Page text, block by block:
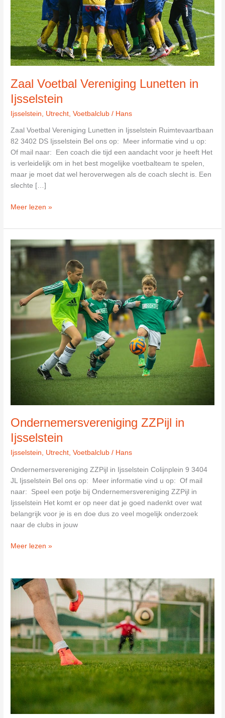
Zaal Voetbal Vereniging Lunetten in
Ijsselstein
Ijsselstein Utrecht ,Voetbalclub / Hans
Zaal Voetbal Vereniging Lunetten in Ijsselstein Ruimtevaartbaan
82 3402 DS Ijsselstein Bel ons op: Meer informatie vind u op:
Of mail naar: Een coach die tijd een aandacht voor je heeft Het
is verleidelijk om in het best mogelijke voetbalteam te spelen,
maar je moet dat wel heroverwegen als de coach slecht is. Een
slechte […]
Zaal
Vereniging
Lunetten
in
Ijsselstein
Meer lezen »
Ondernemersvereniging ZZPijl in
Ijsselstein
Ijsselstein Utrecht ,Voetbalclub / Hans
Ondernemersvereniging ZZPijl in Ijsselstein Colijnplein 9 3404
JL Ijsselstein Bel ons op: Meer informatie vind u op: Of mail
naar: Speel een potje bij Ondernemersvereniging ZZPijl in
Ijsselstein Het komt er op neer dat je goed nadenkt over wat
belangrijk voor je is en doe dus zo veel mogelijk onderzoek
naar de clubs in jouw
Ondernemersvereniging
Ijsselstein
Meer lezen »